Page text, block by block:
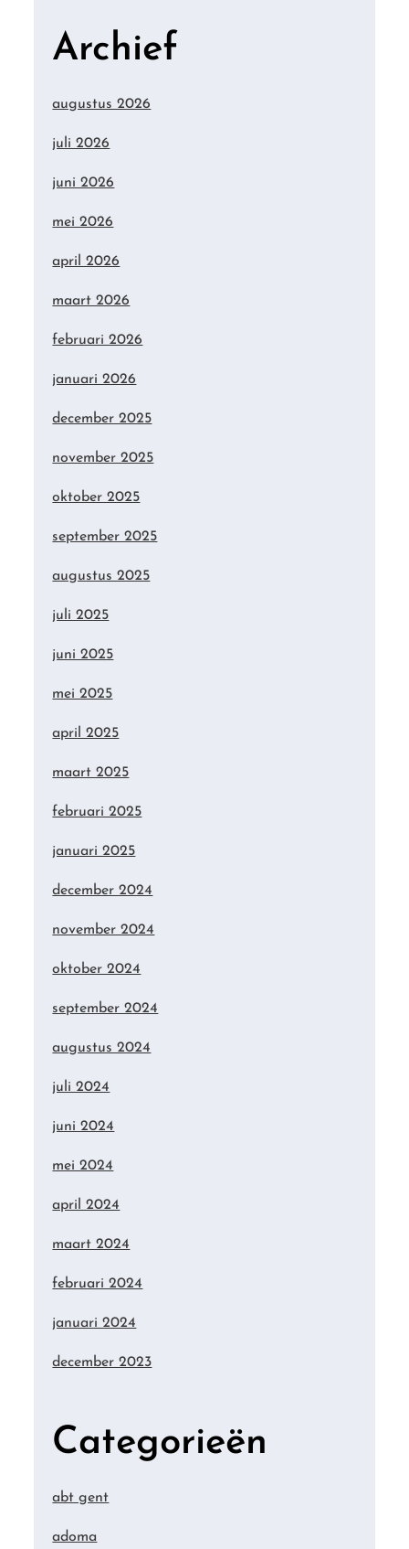
Archief
augustus 2026
juli 2026
juni 2026
mei 2026
april 2026
maart 2026
februari 2026
januari 2026
december 2025
november 2025
oktober 2025
september 2025
augustus 2025
juli 2025
juni 2025
mei 2025
april 2025
maart 2025
februari 2025
januari 2025
december 2024
november 2024
oktober 2024
september 2024
augustus 2024
juli 2024
juni 2024
mei 2024
april 2024
maart 2024
februari 2024
januari 2024
december 2023
Categorieën
abt gent
adoma